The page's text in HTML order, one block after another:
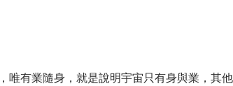
唯有業隨身，就是說明宇宙只有身與業，其